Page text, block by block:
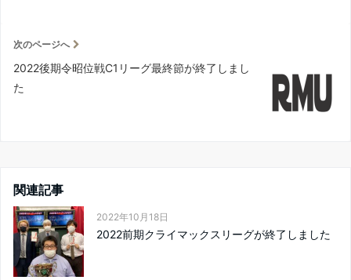
次のページへ
2022後期令昭位戦C1リーグ最終節が終了しまし
た
関連記事
2022年10月18日
2022前期クライマックスリーグが終了しました